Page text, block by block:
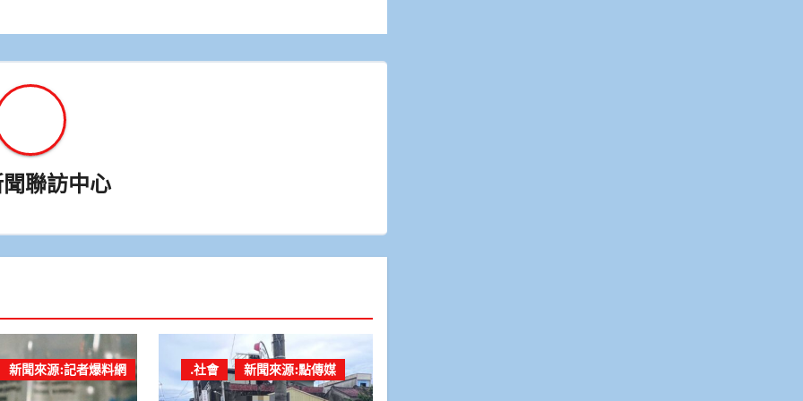
聯訪中心
新聞來源:記者爆料網 .社會 新聞來源:點傳媒